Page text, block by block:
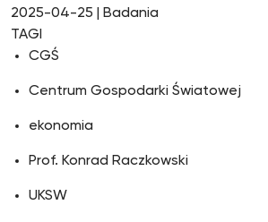
2025-04-25 | Badania
TAGI
CGŚ
Centrum Gospodarki Światowej
ekonomia
Prof. Konrad Raczkowski
UKSW